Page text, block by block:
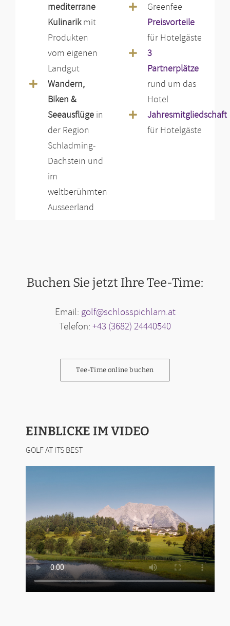
mediterrane
Kulinarikmit
Produkten
vom eigenen
Landgut
Wandern,
Biken &
Seeausflüge in
der Region
Schladming-
Dachstein und
im
weltberühmten
Ausseerland
Greenfee
Preisvorteile
für Hotelgäste
3
Partnerplätze
rund um das
Hotel
Jahresmitgliedschaft
für Hotelgäste
Buchen Sie jetzt Ihre Tee-Time:
Email: golf@schlosspichlarn.at
Telefon: +43 (3682) 24440540
Tee-Time online buchen
EINBLICKE IM VIDEO
GOLF AT ITS BEST